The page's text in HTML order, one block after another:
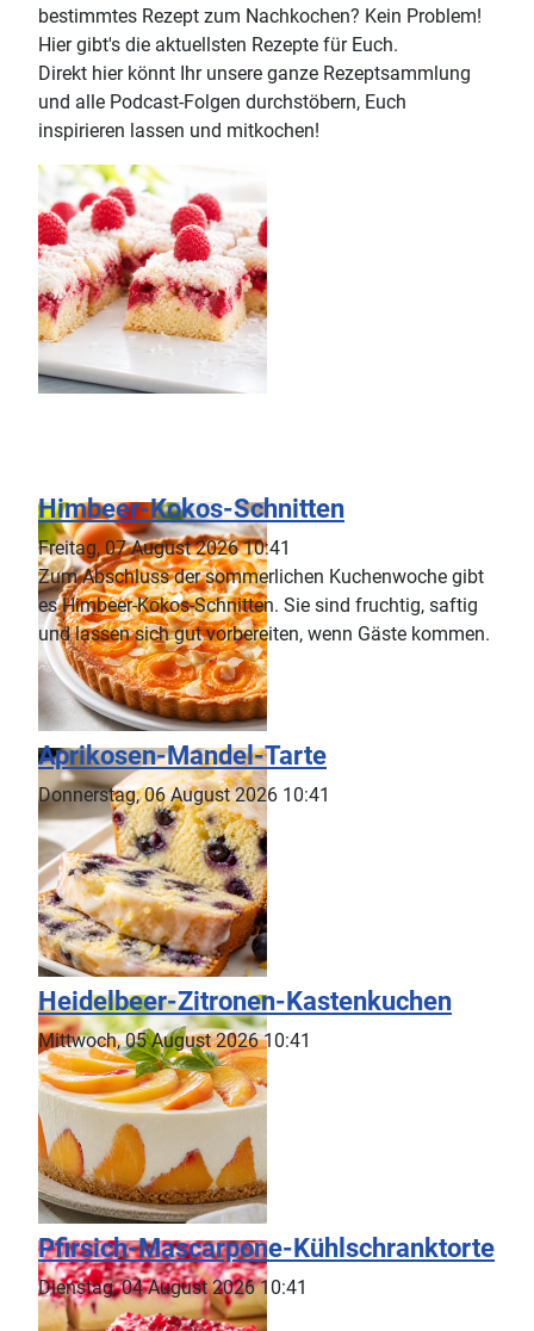
bestimmtes Rezept zum Nachkochen? Kein Problem!
Hier gibt's die aktuellsten Rezepte für Euch.
Direkt hier könnt Ihr unsere ganze Rezeptsammlung
und alle Podcast-Folgen durchstöbern, Euch
inspirieren lassen und mitkochen!
Himbeer-Kokos-Schnitten
Freitag, 07 August 2026 10:41
Zum Abschluss der sommerlichen Kuchenwoche gibt
es Himbeer-Kokos-Schnitten. Sie sind fruchtig, saftig
und lassen sich gut vorbereiten, wenn Gäste kommen.
Aprikosen-Mandel-Tarte
Donnerstag, 06 August 2026 10:41
Heidelbeer-Zitronen-Kastenkuchen
Mittwoch, 05 August 2026 10:41
Pfirsich-Mascarpone-Kühlschranktorte
Dienstag, 04 August 2026 10:41